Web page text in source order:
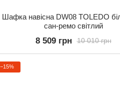
Шафка навісна DW08 TOLEDO
сан-ремо світлий
10 010 грн
8 509 грн
−15%